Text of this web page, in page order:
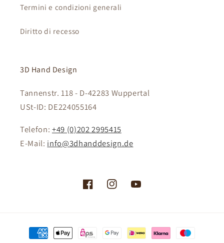
Termini e condizioni generali
Diritto di recesso
3D Hand Design
Tannenstr. 118 - D-42283 Wuppertal
USt-ID: DE224055164
Telefon: +49 (0)202 2995415
E-Mail: info@3dhanddesign.de
FacebookInstagramYouTube
Metodi